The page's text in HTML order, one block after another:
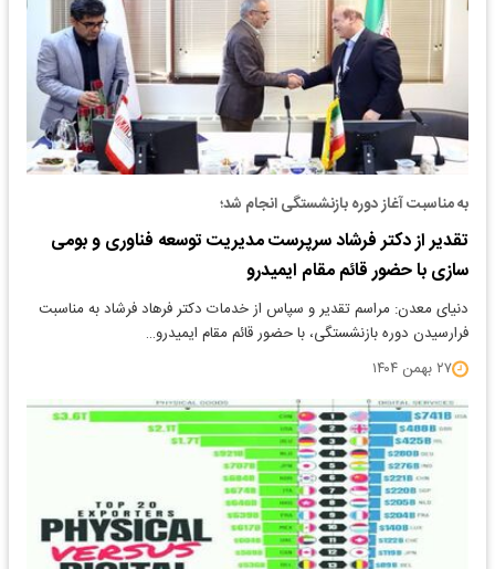
به مناسبت آغاز دوره بازنشستگی انجام شد؛
تقدیر از دکتر فرشاد سرپرست مدیریت توسعه فناوری و بومی
سازی با حضور قائم مقام ایمیدرو
دنیای معدن: مراسم تقدیر و سپاس از خدمات دکتر فرهاد فرشاد به مناسبت
فرارسیدن دوره بازنشستگی، با حضور قائم مقام ایمیدرو…
۲۷ بهمن ۱۴۰۴